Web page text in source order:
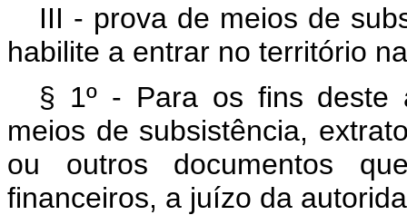
III - prova de meios de
habilite a entrar no território
§ 1º - Para os fins deste
meios de subsistência,
ou outros documentos
financeiros, a juízo da